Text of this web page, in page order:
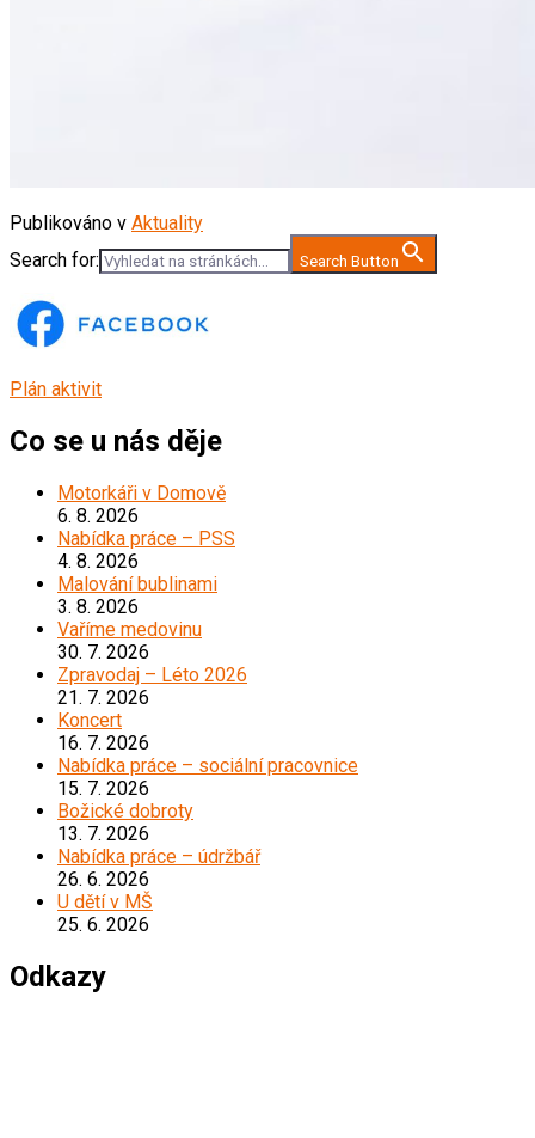
Publikováno v Aktuality
Search for:
Search Button
Plán aktivit
Co se u nás děje
Motorkáři v Domově
6. 8. 2026
Nabídka práce – PSS
4. 8. 2026
Malování bublinami
3. 8. 2026
Vaříme medovinu
30. 7. 2026
Zpravodaj – Léto 2026
21. 7. 2026
Koncert
16. 7. 2026
Nabídka práce – sociální pracovnice
15. 7. 2026
Božické dobroty
13. 7. 2026
Nabídka práce – údržbář
26. 6. 2026
U dětí v MŠ
25. 6. 2026
Odkazy